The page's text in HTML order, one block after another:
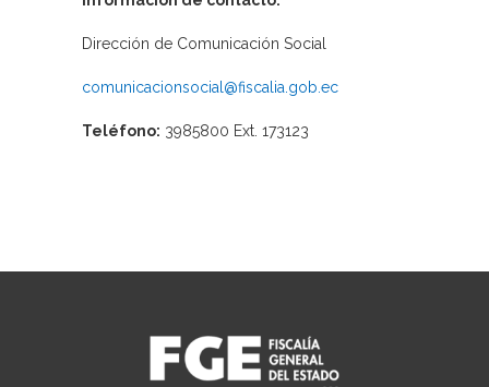
Dirección de Comunicación Social
comunicacionsocial@fiscalia.gob.ec
Teléfono: 3985800 Ext. 173123